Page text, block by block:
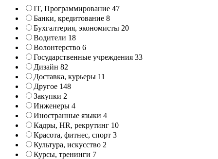
IT, Программирование 47
Банки, кредитование 8
Бухгалтерия, экономисты 20
Водители 18
Волонтерство 6
Государственные учреждения 33
Дизайн 82
Доставка, курьеры 11
Другое 148
Закупки 2
Инженеры 4
Иностранные языки 4
Кадры, HR, рекрутинг 10
Красота, фитнес, спорт 3
Культура, искусство 2
Курсы, тренинги 7